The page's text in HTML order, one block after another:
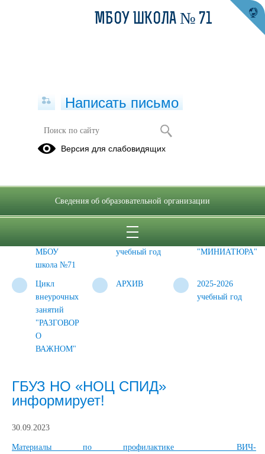
Воспитательная работа
МБОУ
школа №71
деятельность
2025-2026
учебный год
"МИНИАТЮРА"
Цикл
внеурочных
занятий
"РАЗГОВОР
О
ВАЖНОМ"
АРХИВ
2025-2026
учебный год
ГБУЗ НО «НОЦ СПИД»
информирует!
30.09.2023
Материалы по профилактике ВИЧ-
МБОУ ШКОЛА­­ № 71
Написать письмо
Версия для слабовидящих
Сведения об образовательной организации